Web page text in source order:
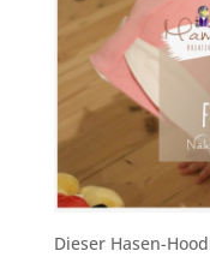
Dieser Hasen-